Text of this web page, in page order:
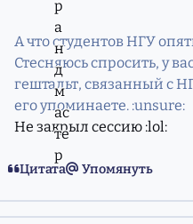
А что студентов НГУ
Стесняюсь спросить, у
гештальт, связанный с
его упоминаете. :unsure:
Не закрыл сессию :lol:
Цитата Упомянуть